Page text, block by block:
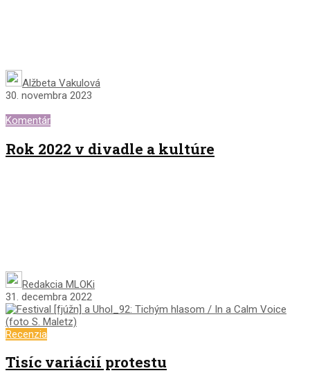
Alžbeta Vakulová
30. novembra 2023
Komentár
Rok 2022 v divadle a kultúre
Redakcia MLOKi
31. decembra 2022
Recenzia
Tisíc variácií protestu